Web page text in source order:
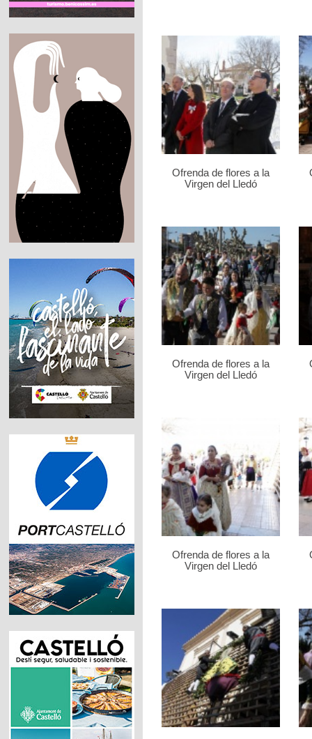
Ofrenda de flores a la
Virgen del Lledó
Ofrenda de flores a la
Virgen del Lledó
Ofrenda de flores a la
Virgen del Lledó